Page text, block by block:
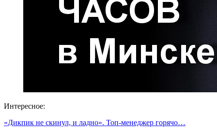
Интересное:
«Дикпик не скинул, и ладно». Топ-менеджер горячо…